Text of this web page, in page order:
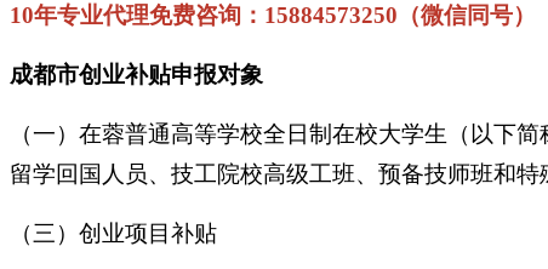
10年专业代理免费咨询：15884573250（微信同号）
成都市创业补贴申报对象
（一）在蓉普通高等学校全日制在校大学生（以下
留学回国人员、技工院校高级工班、预备技师班和
（三）创业项目补贴